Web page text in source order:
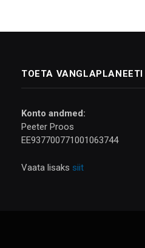
TOETA VANGLAPLANEETI
Konto andmed:
Peeter Proos
EE937700771001063744
Vaata lisaks siit